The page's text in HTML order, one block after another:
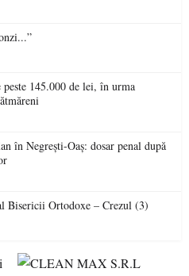
145.000 de lei, în urma
în Negrești-Oaș: dosar penal după
Bisericii Ortodoxe – Crezul (3)